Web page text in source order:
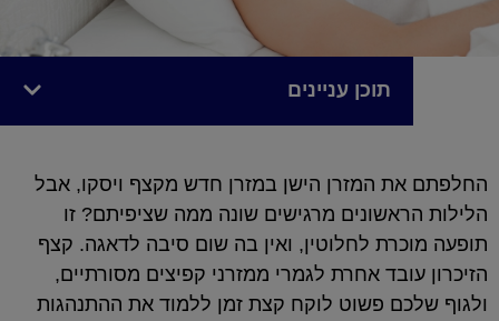
תוכן עניינים
החלפתם את המזרן הישן במזרן חדש מקצף ויסקו, אבל
הלילות הראשונים מרגישים שונה ממה שציפיתם? זו
תופעה מוכרת לחלוטין, ואין בה שום סיבה לדאגה. קצף
הזיכרון עובד אחרת לגמרי ממזרני קפיצים מסורתיים,
ולגוף שלכם פשוט לוקח קצת זמן ללמוד את ההתנהגות